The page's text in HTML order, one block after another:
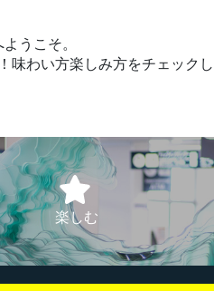
うこそ。
わい方楽しみ方をチェックし
楽しむ